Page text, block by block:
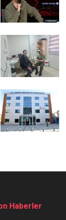
Haberler